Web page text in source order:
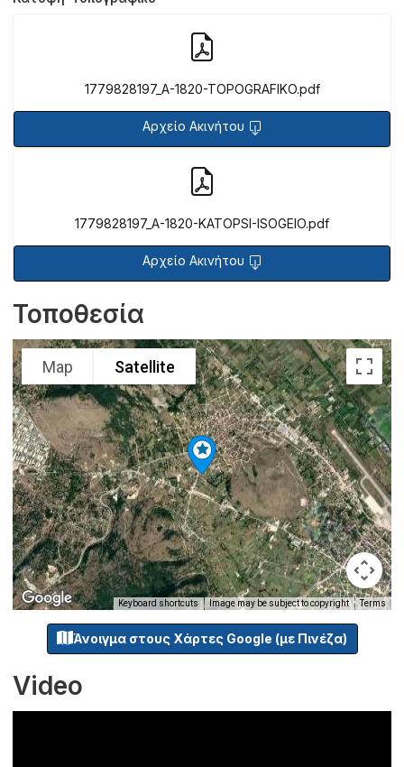
1779828197_A-1820-TOPOGRAFIKO.pdf
Αρχείο Ακινήτου
1779828197_A-1820-KATOPSI-ISOGEIO.pdf
Αρχείο Ακινήτου
Τοποθεσία
Map Satellite
Keyboard shortcuts Image may be subject to copyright Terms
Άνοιγμα στους Χάρτες Google (με Πινέζα)
Video